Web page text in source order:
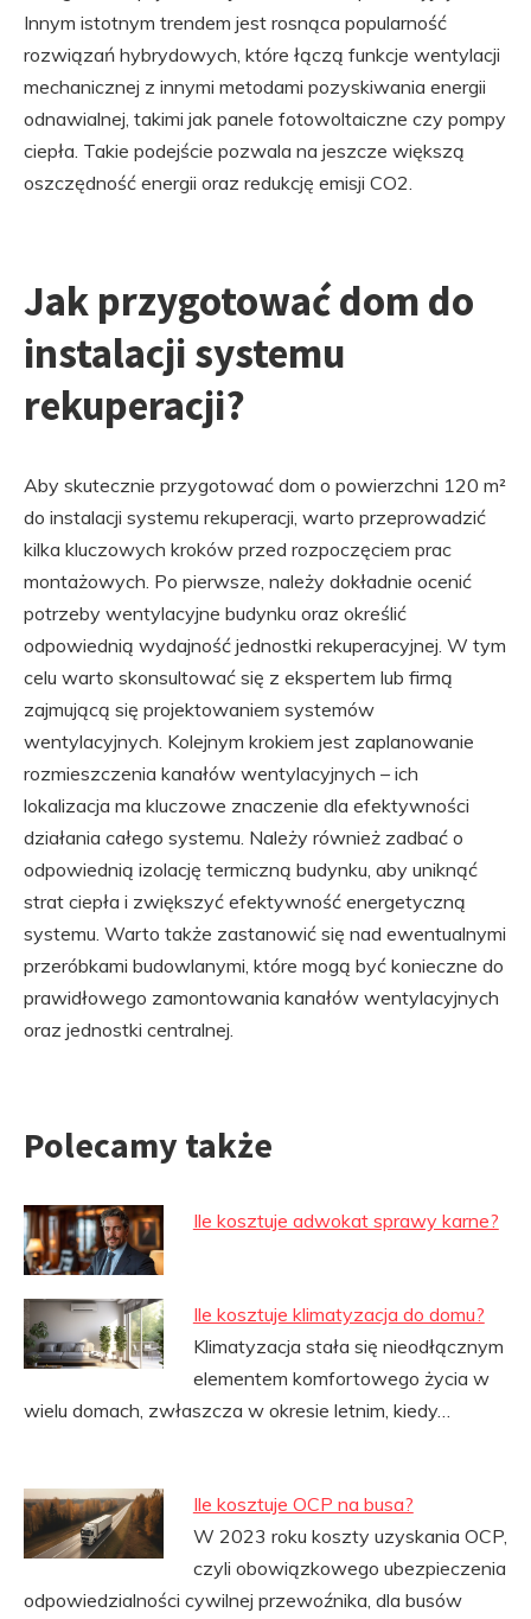
Innym istotnym trendem jest rosnąca popularność
rozwiązań hybrydowych, które łączą funkcje wentylacji
mechanicznej z innymi metodami pozyskiwania energii
odnawialnej, takimi jak panele fotowoltaiczne czy pompy
ciepła. Takie podejście pozwala na jeszcze większą
oszczędność energii oraz redukcję emisji CO2.
Jak przygotować dom do
instalacji systemu
rekuperacji?
Aby skutecznie przygotować dom o powierzchni 120 m²
do instalacji systemu rekuperacji, warto przeprowadzić
kilka kluczowych kroków przed rozpoczęciem prac
montażowych. Po pierwsze, należy dokładnie ocenić
potrzeby wentylacyjne budynku oraz określić
odpowiednią wydajność jednostki rekuperacyjnej. W tym
celu warto skonsultować się z ekspertem lub firmą
zajmującą się projektowaniem systemów
wentylacyjnych. Kolejnym krokiem jest zaplanowanie
rozmieszczenia kanałów wentylacyjnych – ich
lokalizacja ma kluczowe znaczenie dla efektywności
działania całego systemu. Należy również zadbać o
odpowiednią izolację termiczną budynku, aby uniknąć
strat ciepła i zwiększyć efektywność energetyczną
systemu. Warto także zastanowić się nad ewentualnymi
przeróbkami budowlanymi, które mogą być konieczne do
prawidłowego zamontowania kanałów wentylacyjnych
oraz jednostki centralnej.
Polecamy także
Ile kosztuje adwokat sprawy karne?
Ile kosztuje klimatyzacja do domu?
Klimatyzacja stała się nieodłącznym
elementem komfortowego życia w
wielu domach, zwłaszcza w okresie letnim, kiedy…
Ile kosztuje OCP na busa?
W 2023 roku koszty uzyskania OCP,
czyli obowiązkowego ubezpieczenia
odpowiedzialności cywilnej przewoźnika, dla busów